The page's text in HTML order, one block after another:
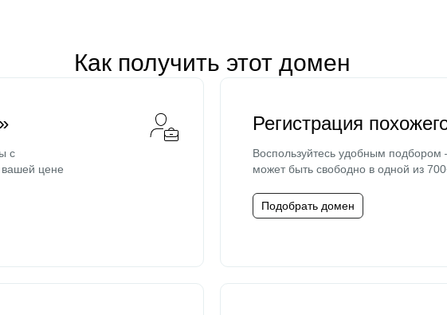
Как получить этот домен
с
цене
Регистрация
Воспользуйтесь удобным
может быть свободно в одной из
Подобрать домен